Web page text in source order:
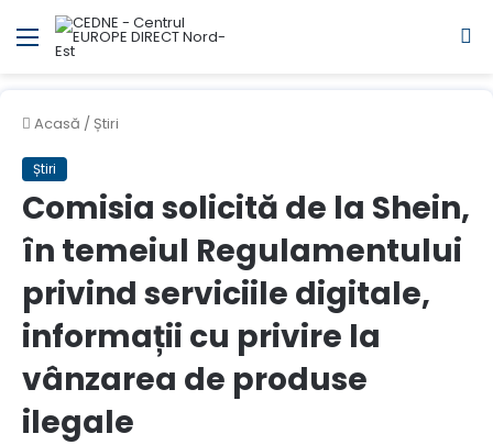
Meniul
Acasă / Știri
Știri
Comisia solicită de la Shein,
în temeiul Regulamentului
privind serviciile digitale,
informații cu privire la
vânzarea de produse
ilegale